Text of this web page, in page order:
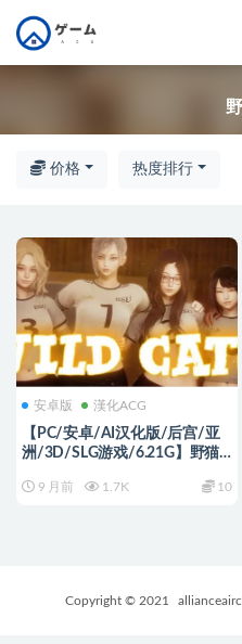
价格 热度排行
安卓版 漢化ACG
【PC/安卓/AI汉化版/后宫/亚
洲/3D/SLG游戏/6.21G】野猫
+PC+安卓+亚洲SLG游戏+6.21G
9 月前 1.7K 10
Copyright © 2021